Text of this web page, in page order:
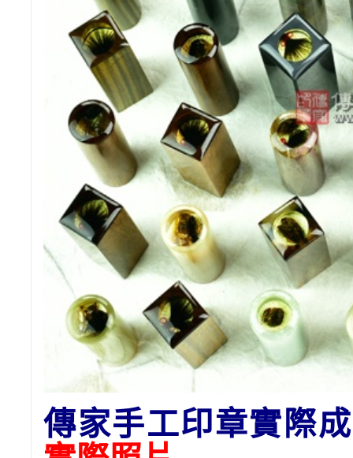
傳家手工印章實際